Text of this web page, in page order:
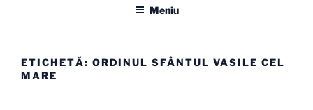
Meniu
ETICHETĂ: ORDINUL SFÂNTUL VASILE CEL
MARE